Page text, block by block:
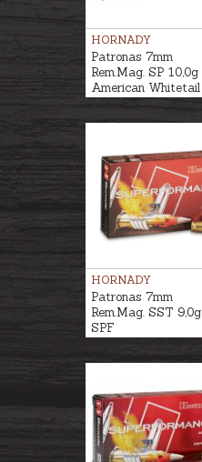
HORNADY
Patronas 7mm
Rem.Mag. SP 10,0g
American Whitetail
HORNADY
Patronas 7mm
Rem.Mag. SST 9,0g
SPF